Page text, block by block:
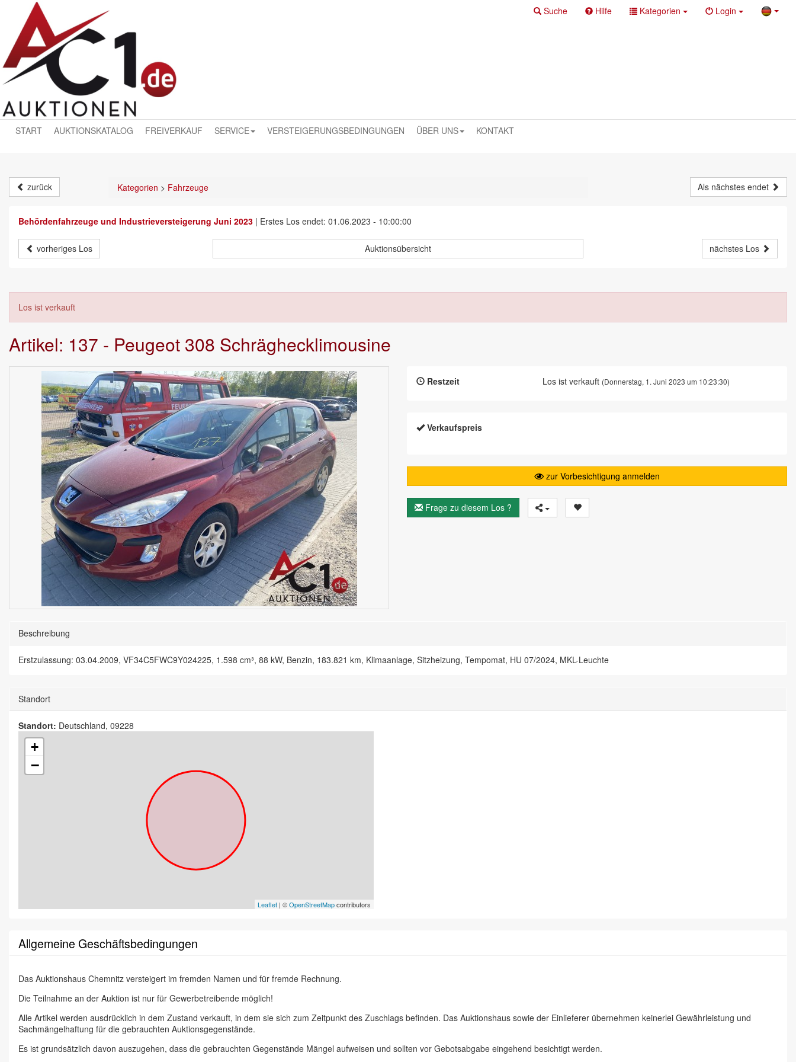
Suche Hilfe Kategorien Login
START AUKTIONSKATALOG FREIVERKAUF SERVICE VERSTEIGERUNGSBEDINGUNGEN ÜBER UNS KONTAKT
zurück Kategorien > Fahrzeuge Als nächstes endet
Behördenfahrzeuge und Industrieversteigerung Juni 2023 | Erstes Los endet: 01.06.2023 - 10:00:00
vorheriges Los Auktionsübersicht nächstes Los
Los ist verkauft
Artikel: 137 - Peugeot 308 Schräghecklimousine
Restzeit Los ist verkauft (Donnerstag, 1. Juni 2023 um 10:23:30)
Verkaufspreis
zur Vorbesichtigung anmelden
Frage zu diesem Los ?
Beschreibung
Erstzulassung: 03.04.2009, VF34C5FWC9Y024225, 1.598 cm³, 88 kW, Benzin, 183.821 km, Klimaanlage, Sitzheizung, Tempomat, HU 07/2024, MKL-Leuchte
Standort
Standort: Deutschland, 09228
+
−
Leaflet | ©OpenStreetMapcontributors
Allgemeine Geschäftsbedingungen
Das Auktionshaus Chemnitz versteigert im fremden Namen und für fremde Rechnung.
Die Teilnahme an der Auktion ist nur für Gewerbetreibende möglich!
Alle Artikel werden ausdrücklich in dem Zustand verkauft, in dem sie sich zum Zeitpunkt des Zuschlags befinden. Das Auktionshaus sowie der Einlieferer übernehmen keinerlei Gewährleistung und
Sachmängelhaftung für die gebrauchten Auktionsgegenstände.
Es ist grundsätzlich davon auszugehen, dass die gebrauchten Gegenstände Mängel aufweisen und sollten vor Gebotsabgabe eingehend besichtigt werden.